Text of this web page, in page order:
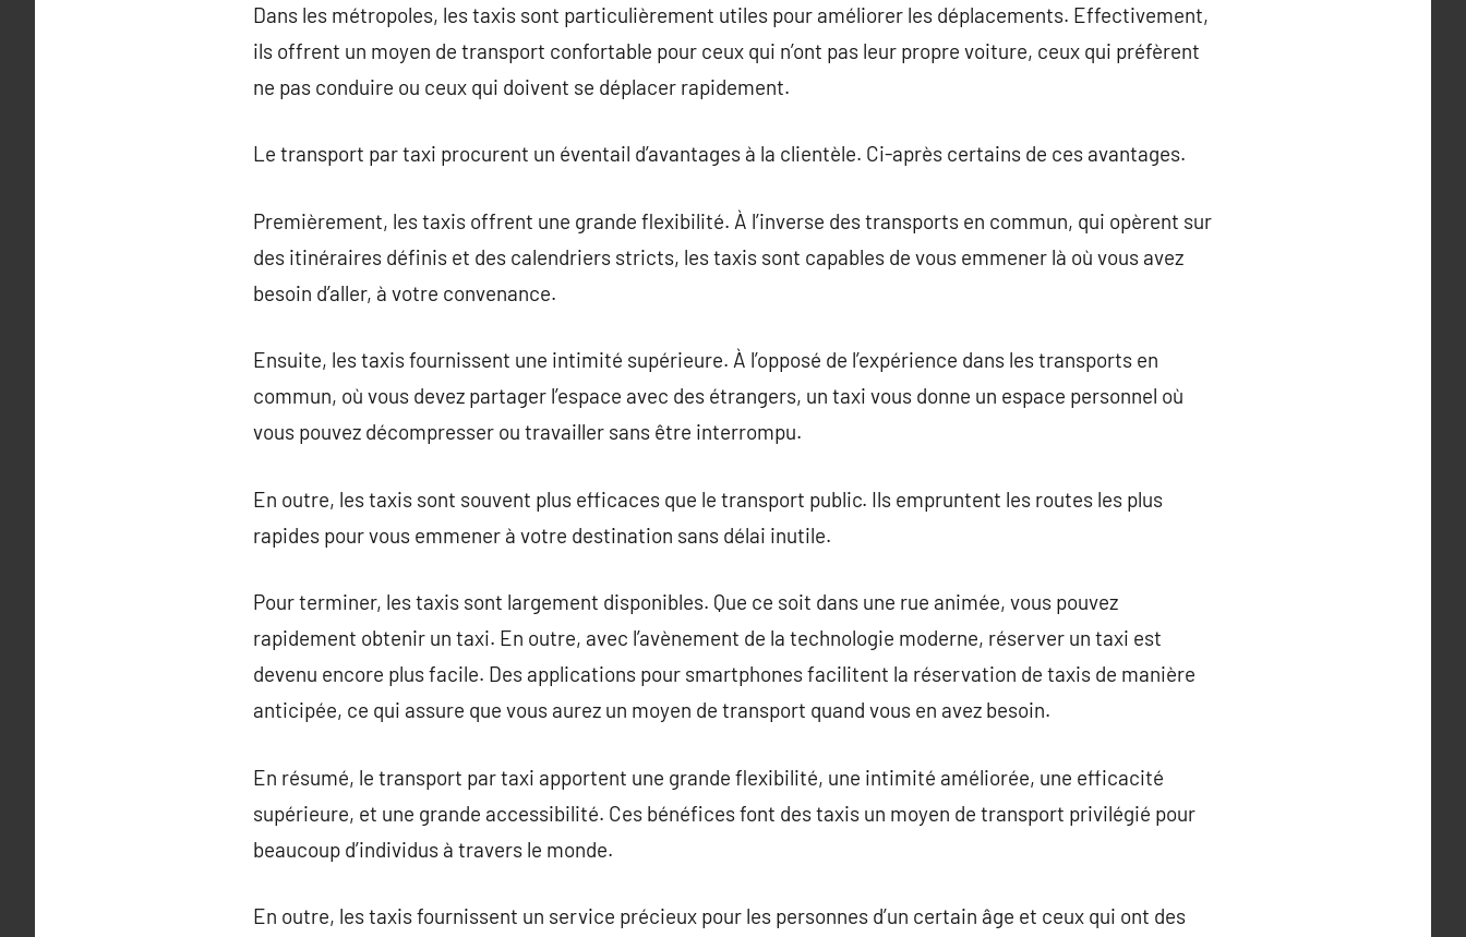
Dans les métropoles, les taxis sont particulièrement utiles pour améliorer les déplacements. Effectivement,
ils offrent un moyen de transport confortable pour ceux qui n’ont pas leur propre voiture, ceux qui préfèrent
ne pas conduire ou ceux qui doivent se déplacer rapidement.
Le transport par taxi procurent un éventail d’avantages à la clientèle. Ci-après certains de ces avantages.
Premièrement, les taxis offrent une grande flexibilité. À l’inverse des transports en commun, qui opèrent sur
des itinéraires définis et des calendriers stricts, les taxis sont capables de vous emmener là où vous avez
besoin d’aller, à votre convenance.
Ensuite, les taxis fournissent une intimité supérieure. À l’opposé de l’expérience dans les transports en
commun, où vous devez partager l’espace avec des étrangers, un taxi vous donne un espace personnel où
vous pouvez décompresser ou travailler sans être interrompu.
En outre, les taxis sont souvent plus efficaces que le transport public. Ils empruntent les routes les plus
rapides pour vous emmener à votre destination sans délai inutile.
Pour terminer, les taxis sont largement disponibles. Que ce soit dans une rue animée, vous pouvez
rapidement obtenir un taxi. En outre, avec l’avènement de la technologie moderne, réserver un taxi est
devenu encore plus facile. Des applications pour smartphones facilitent la réservation de taxis de manière
anticipée, ce qui assure que vous aurez un moyen de transport quand vous en avez besoin.
En résumé, le transport par taxi apportent une grande flexibilité, une intimité améliorée, une efficacité
supérieure, et une grande accessibilité. Ces bénéfices font des taxis un moyen de transport privilégié pour
beaucoup d’individus à travers le monde.
En outre, les taxis fournissent un service précieux pour les personnes d’un certain âge et ceux qui ont des